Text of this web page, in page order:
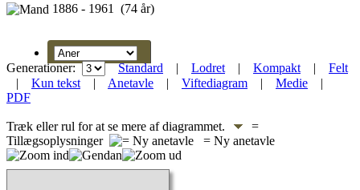
1886 - 1961 (74 år)
Generationer: Standard | Lodret | Kompakt | Felt
| Kun tekst | Anetavle | Viftediagram | Medie |
PDF
Træk eller rul for at se mere af diagrammet.
=
Tillægsoplysninger
= Ny anetavle